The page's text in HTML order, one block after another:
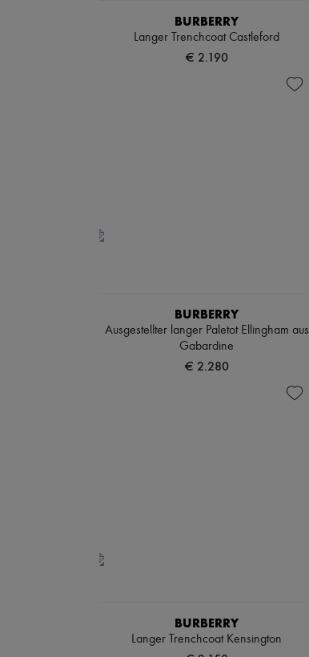
BURBERRY
Langer Trenchcoat Castleford
€ 2.190
BURBERRY
Ausgestellter langer Paletot Ellingham aus
Gabardine
€ 2.280
BURBERRY
Langer Trenchcoat Kensington